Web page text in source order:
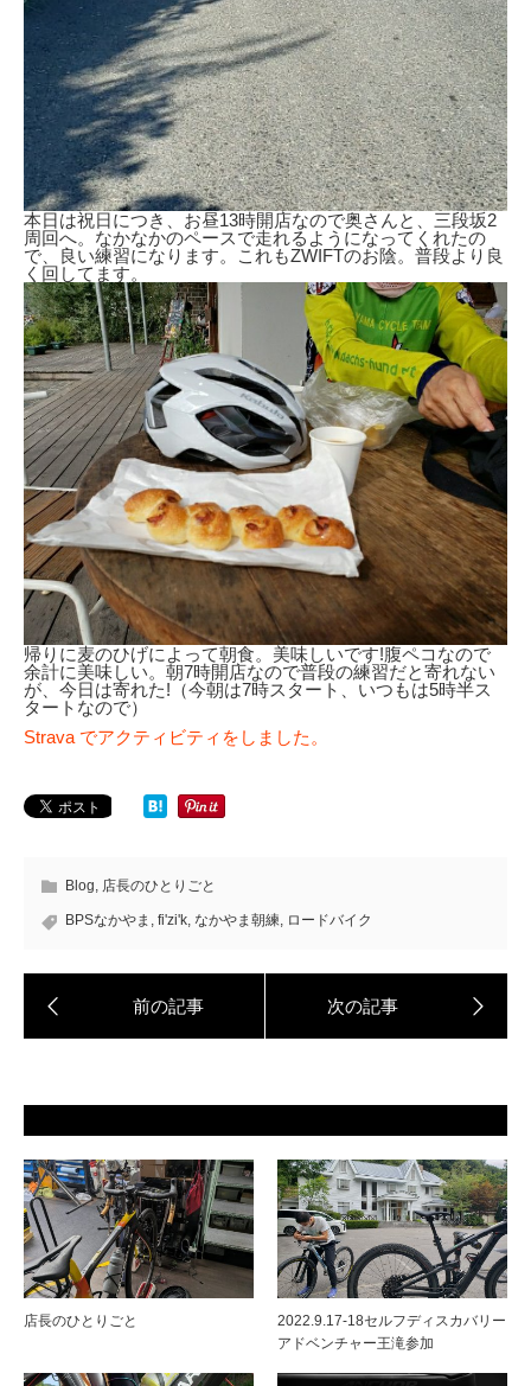
本日は祝日につき、お昼13時開店なので奥さんと、三段坂2
周回へ。なかなかのペースで走れるようになってくれたの
で、良い練習になります。これもZWIFTのお陰。普段より良
く回してます。
帰りに麦のひげによって朝食。美味しいです!腹ペコなので
余計に美味しい。朝7時開店なので普段の練習だと寄れない
が、今日は寄れた!（今朝は7時スタート、いつもは5時半ス
タートなので）
Strava でアクティビティをしました。
Blog, 店長のひとりごと
BPSなかやま , fi'zi'k, なかやま朝練, ロードバイク
店長のひとりごと
2022.9.17-18セルフディスカバリー
アドベンチャー王滝参加